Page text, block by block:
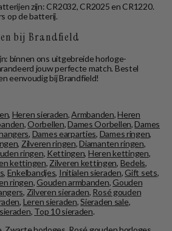
zijn: CR2032, CR2025 en CR1220.
op de batterij.
bij Brandfield
binnen ons uitgebreide horloge-
jouw perfecte match. Bestel
eenvoudig bij Brandfield!
, Heren sieraden,Armbanden,Heren
, Oorbellen,Dames Oorbellen,Dames
, Dames earparties, Dames ringen,
, Zilveren ringen,Diamanten ringen,
ringen, Kettingen, Heren kettingen,
kettingen, Zilveren kettingen, Bedels,
, Enkelbandjes, Initialen sieraden, Gift sets,
ringen, Gouden armbanden, Gouden
, Zilveren sieraden, Rosé gouden
, Leren sieraden,Sieraden sale,
, Top 10 sieraden.